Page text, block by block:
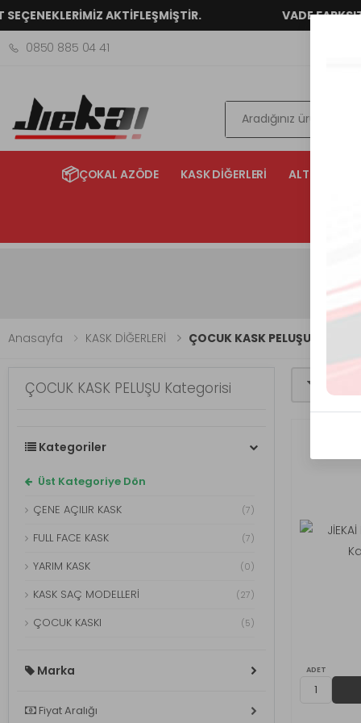
AKTİFLEŞMİŞTİR. VADE FARKSIZ 2 -
0850 885 04 41
Ara
📦ÇOKAL AZÖDE KASK DİĞERLERİ ALTERNATİF
Anasayfa KASK DİĞERLERİ ÇOCUK KASK PELUŞU
ÇOCUK KASK PELUŞU Kategorisi
Kategoriler
Üst Kategoriye Dön
ÇENE AÇILIR KASK
(7)
FULL FACE KASK (7)
YARIM KASK (0)
KASK SAÇ MODELLERİ (27)
ÇOCUK KASKI (5)
ÇOCUK KASK PELUŞU
BUHAR ÖNLEYİCİ VB (2)
Marka
Fiyat Aralığı
ADET